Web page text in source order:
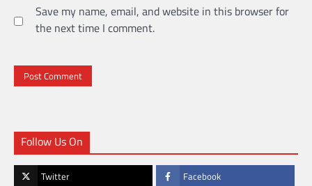
Save my name, email, and website in this browser for
the next time I comment.
Follow Us On
Twitter Facebook